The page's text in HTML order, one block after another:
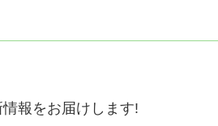
報をお届けします!